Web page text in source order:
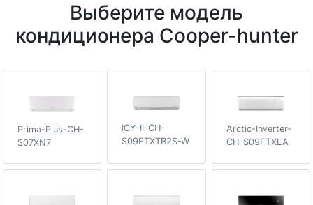
Выберите модель
кондиционера Cooper-hunter
Prima-Plus-CH-
S07XN7
ICY-II-CH-
S09FTXTB2S-W
Arctic-Inverter-
CH-S09FTXLA